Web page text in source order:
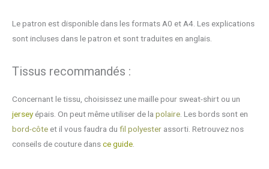
Le patron est disponible dans les formats A0 et A4. Les explications
sont incluses dans le patron et sont traduites en anglais.
Tissus recommandés :
Concernant le tissu, choisissez une maille pour sweat-shirt ou un
jerseyépais. On peut même utiliser de la polaire . Les bords sont en
bord-côte et il vous faudra du fil polyester assorti. Retrouvez nos
conseils de couture dansce guide